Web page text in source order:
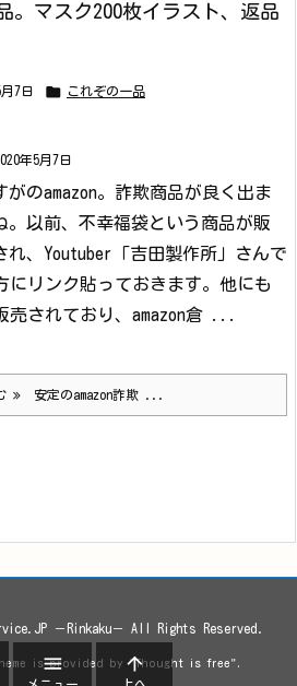
。マスク200枚イラスト、返品
7日  これぞの一品
年5月7日
がのamazon。詐欺商品が良く出ま
。
以前、不幸福袋という商品が販
れ、Youtuber「吉田製作所」さんで
リンク貼っておきます。 他にも
売されており、amazon倉 ...
安定のamazon詐欺 ...
－Rinkaku－ All Rights Reserved.
is provided by "Thought is free".

メニュー

上へ